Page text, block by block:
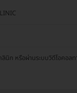
นิก หรือผ่านระบบวิดีโอคอล